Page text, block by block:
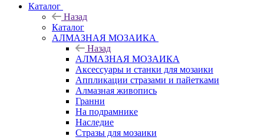
Каталог
Назад
Каталог
АЛМАЗНАЯ МОЗАИКА
Назад
АЛМАЗНАЯ МОЗАИКА
Аксессуары и станки для мозаики
Аппликации стразами и пайетками
Алмазная живопись
Гранни
На подрамнике
Наследие
Стразы для мозаики